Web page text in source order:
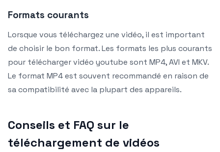
Formats courants
Lorsque vous téléchargez une vidéo, il est important
de choisir le bon format. Les formats les plus courants
pour télécharger vidéo youtube sont MP4, AVI et MKV.
Le format MP4 est souvent recommandé en raison de
sa compatibilité avec la plupart des appareils.
Conseils et FAQ sur le
téléchargement de vidéos